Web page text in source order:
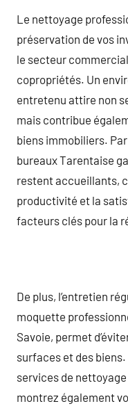
Le nettoyage
préservation de vos
le secteur
copropriétés. Un
entretenu attire non
mais contribue
biens immobiliers.
bureaux Tarentaise
restent accueillants,
productivité et la
facteurs clés pour la
De plus, l’entretien
moquette
Savoie, permet
surfaces et des
services de
montrez également